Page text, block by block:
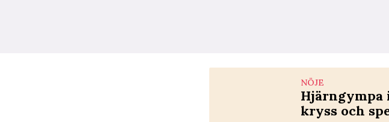
NÖJE
Hjärngympa
kryss och